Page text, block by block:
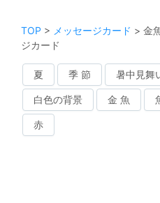
TOP > メッセージカード > 金
ジカード
夏 季 節 暑中見舞
白色の背景 金 魚
赤